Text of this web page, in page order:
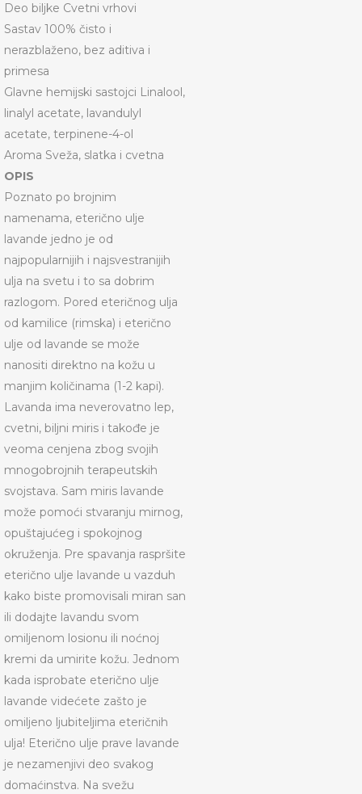
Deo biljke Cvetni vrhovi
Sastav 100% čisto i
nerazblaženo, bez aditiva i
primesa
Glavne hemijski sastojci Linalool,
linalyl acetate, lavandulyl
acetate, terpinene-4-ol
Aroma Sveža, slatka i cvetna
OPIS
Poznato po brojnim
namenama, eterično ulje
lavande jedno je od
najpopularnijih i najsvestranijih
ulja na svetu i to sa dobrim
razlogom. Pored eteričnog ulja
od kamilice (rimska) i eterično
ulje od lavande se može
nanositi direktno na kožu u
manjim količinama (1-2 kapi).
Lavanda ima neverovatno lep,
cvetni, biljni miris i takođe je
veoma cenjena zbog svojih
mnogobrojnih terapeutskih
svojstava. Sam miris lavande
može pomoći stvaranju mirnog,
opuštajućeg i spokojnog
okruženja. Pre spavanja raspršite
eterično ulje lavande u vazduh
kako biste promovisali miran san
ili dodajte lavandu svom
omiljenom losionu ili noćnoj
kremi da umirite kožu. Jednom
kada isprobate eterično ulje
lavande videćete zašto je
omiljeno ljubiteljima eteričnih
ulja! Eterično ulje prave lavande
je nezamenjivi deo svakog
domaćinstva. Na svežu